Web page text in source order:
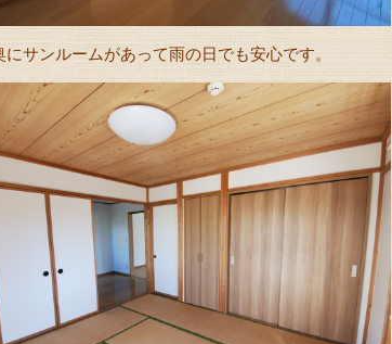
にサンルームがあって雨の日でも安心です。